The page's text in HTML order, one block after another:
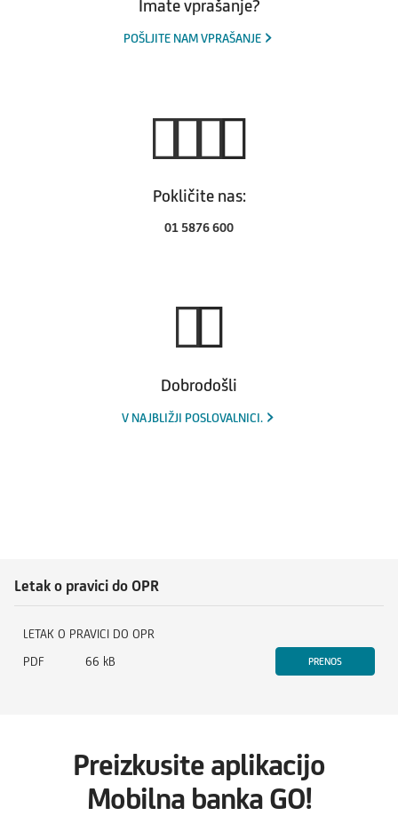
Imate vprašanje?
POŠLJITE NAM VPRAŠANJE
Pokličite nas:
01 5876 600
Dobrodošli
V NAJBLIŽJI POSLOVALNICI.
Letak o pravici do OPR
LETAK O PRAVICI DO OPR
PDF
66 kB PRENOS
Preizkusite aplikacijo
Mobilna banka GO!